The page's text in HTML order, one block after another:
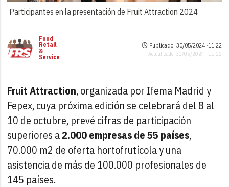
Participantes en la presentación de Fruit Attraction 2024
Food
Retail
&
Service
Publicado: 30/05/2024 ·11:22
Actualizado: 30/05/2024 · 11:22
Fruit Attraction, organizada por Ifema Madrid y
Fepex, cuya próxima edición se celebrará del 8 al
10 de octubre, prevé cifras de participación
superiores a2.000 empresas de 55 países,
70.000 m2 de oferta hortofrutícola y una
asistencia de más de 100.000 profesionales de
145 países.